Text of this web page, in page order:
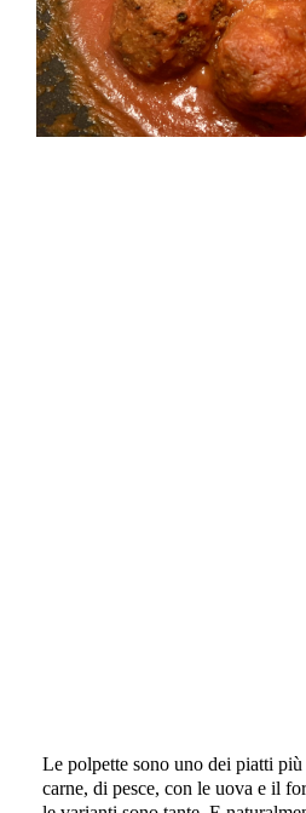
Le polpette sono uno dei piatti
carne, di pesce, con le uova e il